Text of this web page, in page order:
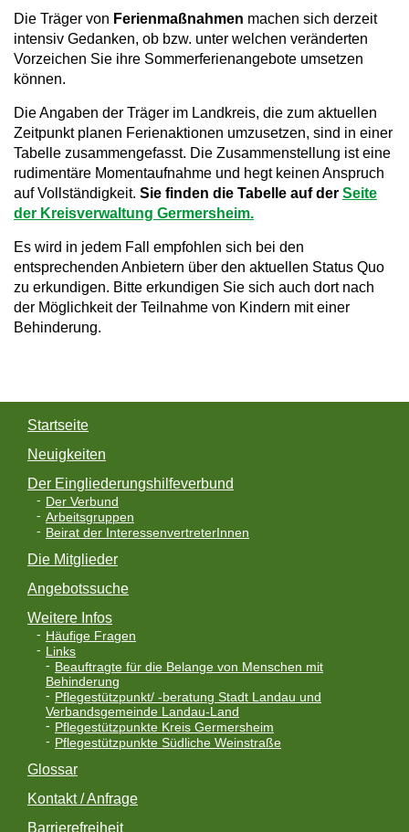
g
a
t
Die Träger von Ferienmaßnahmen machen sich derzeit
intensiv Gedanken, ob bzw. unter welchen veränderten
Vorzeichen Sie ihre Sommerferienangebote umsetzen
können.
Die Angaben der Träger im Landkreis, die zum aktuellen
Zeitpunkt planen Ferienaktionen umzusetzen, sind in einer
Tabelle zusammengefasst. Die Zusammenstellung ist eine
rudimentäre Momentaufnahme und hegt keinen Anspruch
auf Vollständigkeit. Sie finden die Tabelle auf der Seite
der Kreisverwaltung Germersheim.
Es wird in jedem Fall empfohlen sich bei den
entsprechenden Anbietern über den aktuellen Status Quo
zu erkundigen. Bitte erkundigen Sie sich auch dort nach
der Möglichkeit der Teilnahme von Kindern mit einer
Behinderung.
Startseite
Neuigkeiten
Der Eingliederungshilfeverbund
Der Verbund
Arbeitsgruppen
Beirat der InteressenvertreterInnen
Die Mitglieder
Angebotssuche
Weitere Infos
Häufige Fragen
Links
Beauftragte für die Belange von Menschen mit
Behinderung
Pflegestützpunkt/ -beratung Stadt Landau und
Verbandsgemeinde Landau-Land
Pflegestützpunkte Kreis Germersheim
Pflegestützpunkte Südliche Weinstraße
Glossar
Kontakt / Anfrage
Barrierefreiheit